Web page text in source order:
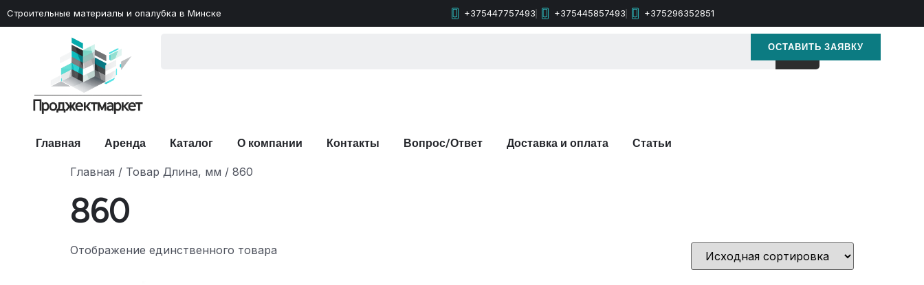
Строительные материалы и опалубка в Минске +375447757493 +375445857493 +375296352851
ОСТАВИТЬ ЗАЯВКУ
Главная Аренда Каталог О компании Контакты Вопрос/Ответ Доставка и оплата Статьи
Главная / Товар Длина, мм / 860
860
Отображение единственного товара